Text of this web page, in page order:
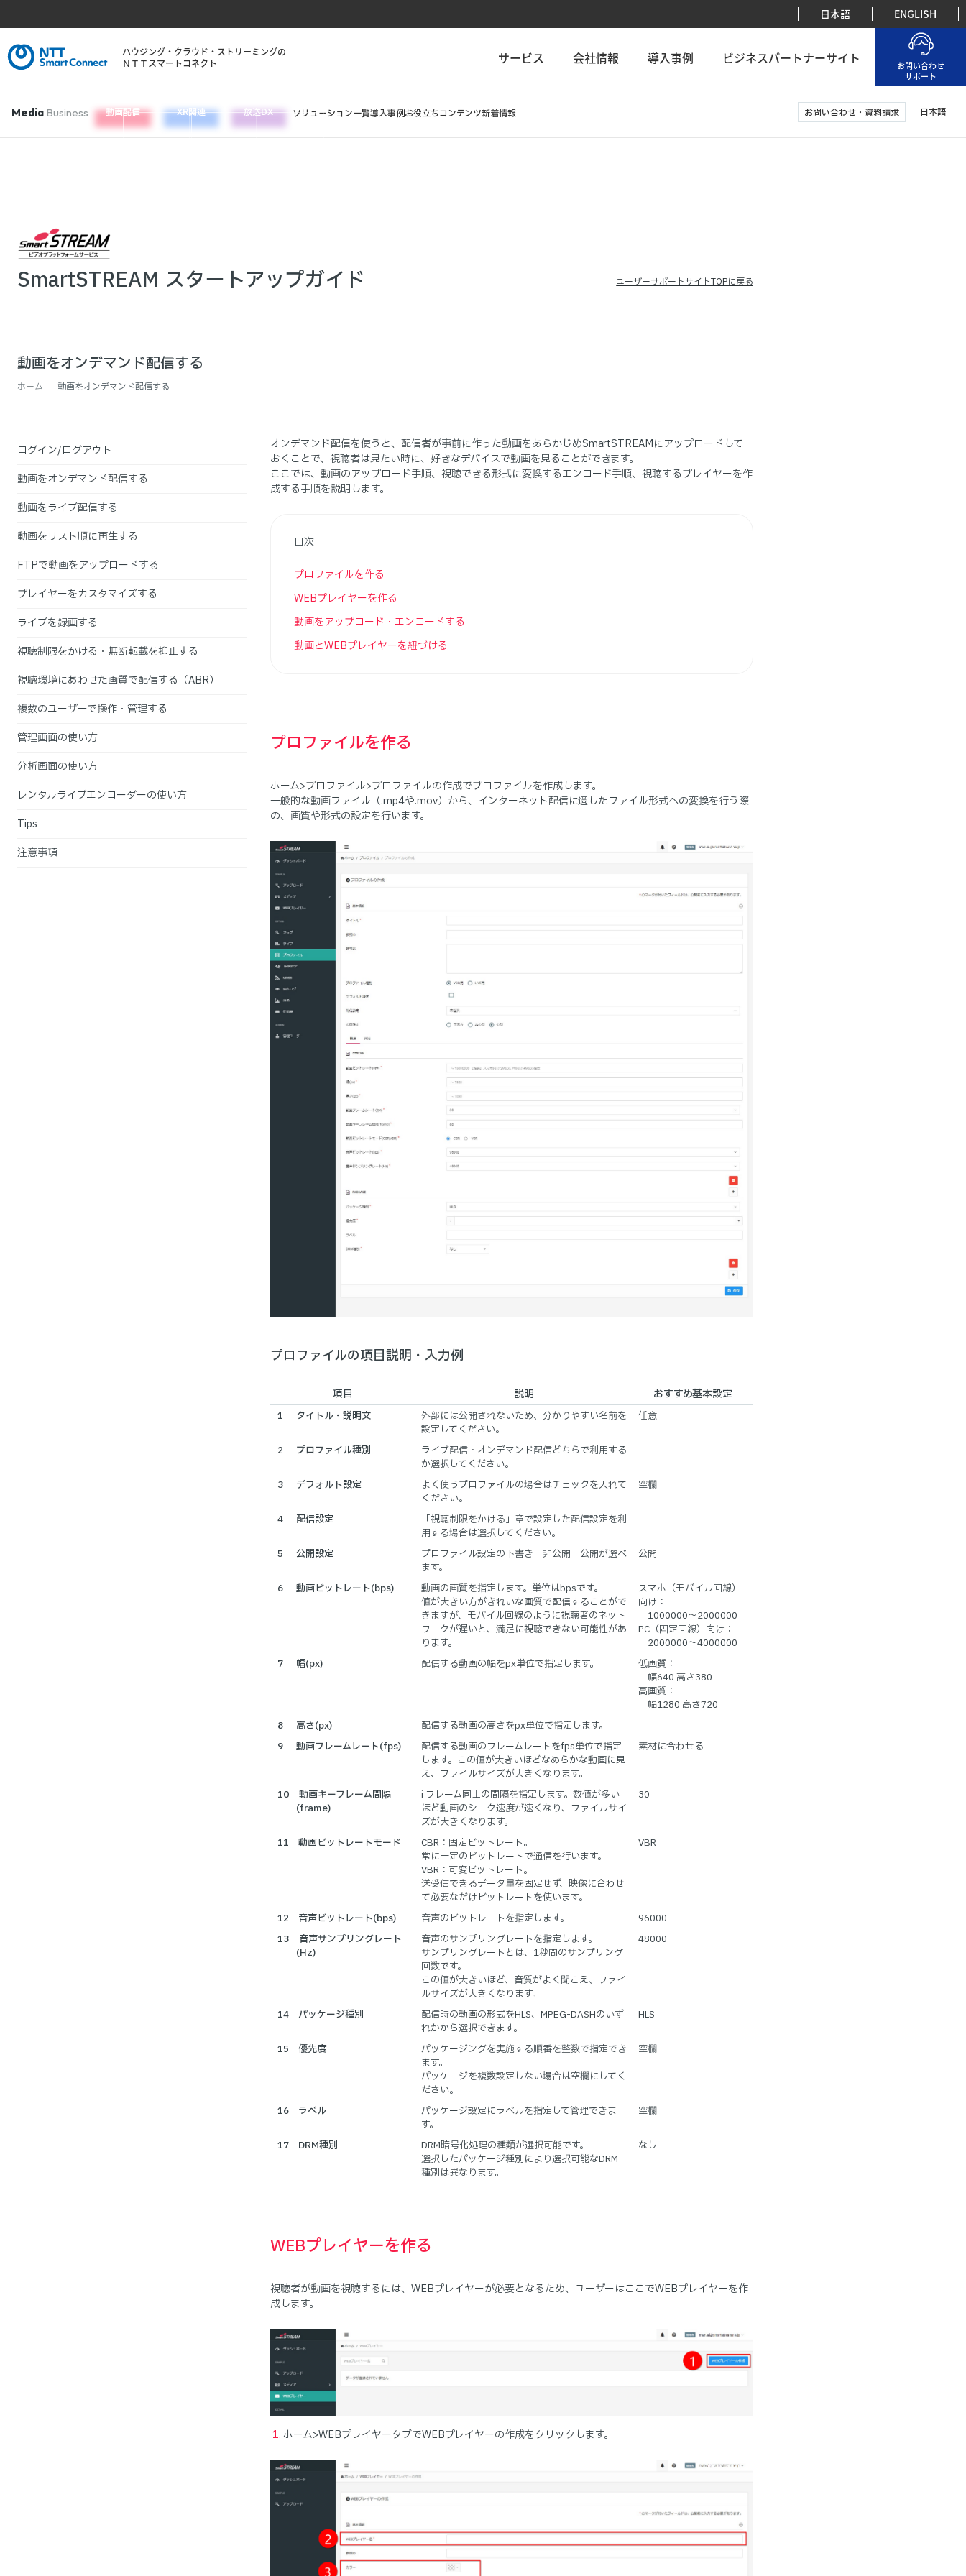
日本語 ENGLISH
ハウジング・クラウド・ストリーミングの
ＮＴＴスマートコネクト
サービス 会社情報 導入事例 ビジネスパートナーサイト
お問い合わせ
サポート
MediaBusiness 動画配信 XR関連 放送DX ソリューション一覧導入事例お役立ちコンテンツ新着情報 お問い合わせ・資料請求 日本語
SmartSTREAM スタートアップガイド ユーザーサポートサイトTOPに戻る
動画をオンデマンド配信する
ホーム 動画をオンデマンド配信する
ログイン/ログアウト
動画をオンデマンド配信する
動画をライブ配信する
動画をリスト順に再生する
FTPで動画をアップロードする
プレイヤーをカスタマイズする
ライブを録画する
視聴制限をかける・無断転載を抑止する
視聴環境にあわせた画質で配信する（ABR）
複数のユーザーで操作・管理する
管理画面の使い方
分析画面の使い方
レンタルライブエンコーダーの使い方
Tips
注意事項
オンデマンド配信を使うと、配信者が事前に作った動画をあらかじめSmartSTREAMにアップロードして
おくことで、視聴者は見たい時に、好きなデバイスで動画を見ることができます。
ここでは、動画のアップロード手順、視聴できる形式に変換するエンコード手順、視聴するプレイヤーを作
成する手順を説明します。
目次
プロファイルを作る
WEBプレイヤーを作る
動画をアップロード・エンコードする
動画とWEBプレイヤーを紐づける
プロファイルを作る
ホーム>プロファイル>プロファイルの作成でプロファイルを作成します。
一般的な動画ファイル（.mp4や.mov）から、インターネット配信に適したファイル形式への変換を行う際
の、画質や形式の設定を行います。
プロファイルの項目説明・入力例
項目 説明 おすすめ基本設定
タイトル・説明文
外部には公開されないため、分かりやすい名前を
設定してください。
任意
プロファイル種別
ライブ配信・オンデマンド配信どちらで利用する
か選択してください。
デフォルト設定
よく使うプロファイルの場合はチェックを入れて
ください。
空欄
配信設定
「視聴制限をかける」章で設定した配信設定を利
用する場合は選択してください。
公開設定
プロファイル設定の下書き 非公開 公開が選べ
ます。
公開
動画ビットレート(bps)
動画の画質を指定します。単位はbpsです。
値が大きい方がきれいな画質で配信することがで
きますが、モバイル回線のように視聴者のネット
ワークが遅いと、満足に視聴できない可能性があ
ります。
スマホ（モバイル回線）
向け：
1000000～2000000
PC（固定回線）向け：
2000000～4000000
幅(px)
配信する動画の幅をpx単位で指定します。
低画質：
幅640 高さ380
高画質：
幅1280 高さ720
高さ(px)
配信する動画の高さをpx単位で指定します。
動画フレームレート(fps)
配信する動画のフレームレートをfps単位で指定
します。この値が大きいほどなめらかな動画に見
え、ファイルサイズが大きくなります。
素材に合わせる
動画キーフレーム間隔
(frame)
i フレーム同士の間隔を指定します。数値が多い
ほど動画のシーク速度が速くなり、ファイルサイ
ズが大きくなります。
30
動画ビットレートモード
CBR：固定ビットレート。
常に一定のビットレートで通信を行います。
VBR：可変ビットレート。
送受信できるデータ量を固定せず、映像に合わせ
て必要なだけビットレートを使います。
VBR
音声ビットレート(bps) 音声のビットレートを指定します。
96000
音声サンプリングレート
(Hz)
音声のサンプリングレートを指定します。
サンプリングレートとは、1秒間のサンプリング
回数です。
この値が大きいほど、音質がよく聞こえ、ファイ
ルサイズが大きくなります。
48000
パッケージ種別
配信時の動画の形式をHLS、MPEG-DASHのいず
れかから選択できます。
HLS
優先度
パッケージングを実施する順番を整数で指定でき
ます。
パッケージを複数設定しない場合は空欄にしてく
ださい。
空欄
ラベル
パッケージ設定にラベルを指定して管理できま
す。
空欄
DRM種別
DRM暗号化処理の種類が選択可能です。
選択したパッケージ種別により選択可能なDRM
種別は異なります。
なし
WEBプレイヤーを作る
視聴者が動画を視聴するには、WEBプレイヤーが必要となるため、ユーザーはここでWEBプレイヤーを作
成します。
ホーム>WEBプレイヤータブでWEBプレイヤーの作成をクリックします。